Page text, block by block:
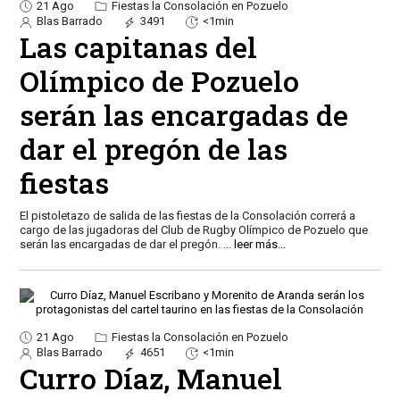
21 Ago
Fiestas la Consolación en Pozuelo
Blas Barrado
3491 <1min
Las capitanas del
Olímpico de Pozuelo
serán las encargadas de
dar el pregón de las
fiestas
El pistoletazo de salida de las fiestas de la Consolación correrá a
cargo de las jugadoras del Club de Rugby Olímpico de Pozuelo que
serán las encargadas de dar el pregón.
leer más...
21 Ago
Fiestas la Consolación en Pozuelo
Blas Barrado
4651 <1min
Curro Díaz, Manuel